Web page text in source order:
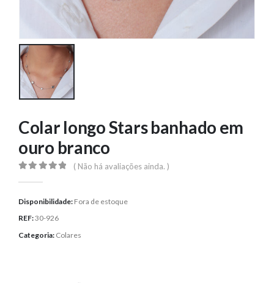
Colar longo Stars banhado em
ouro branco
( Não há avaliações ainda. )
Disponibilidade: Fora de estoque
REF:30-926
Categoria: Colares